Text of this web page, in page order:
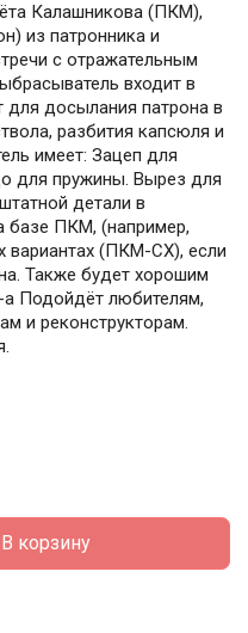
Калашникова (ПКМ),
из патронника и
с отражательным
входит в
для досылания патрона в
разбития капсюля и
имеет: Зацеп для
для пружины. Вырез для
детали в
базе ПКМ, (например,
(ПКМ-СХ), если
Также будет хорошим
Подойдёт любителям,
и реконструкторам.
В корзину